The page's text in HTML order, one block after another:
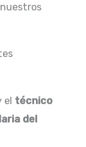
el técnico
del